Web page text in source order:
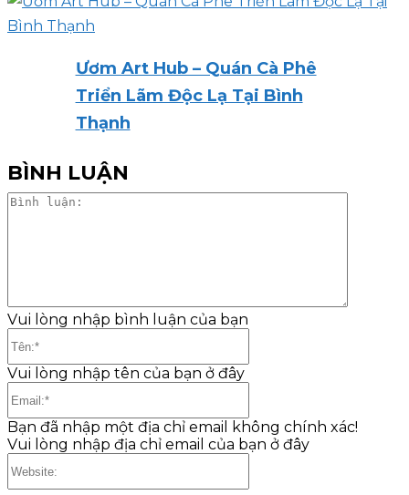
Ươm Art Hub – Quán Cà Phê
Triển Lãm Độc Lạ Tại Bình
Thạnh
BÌNH LUẬN
Vui lòng nhập bình luận của bạn
Vui lòng nhập tên của bạn ở đây
Bạn đã nhập một địa chỉ email không chính xác!
Vui lòng nhập địa chỉ email của bạn ở đây